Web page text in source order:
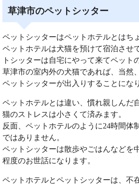
草津市のペットシッター
ペットシッターはペットホテルとはち
ペットホテルは犬猫を預けて宿泊させ
トシッターは自宅にやって来てペット
草津市の室内外の犬猫であれば、当然
ペットシッターが出入りすることにな
ペットホテルとは違い、慣れ親しんだ
猫のストレスは小さくて済みます。
反面、ペットホテルのように24時間体
ではありません。
ペットシッターは散歩やごはんなどを
程度のお世話になります。
ペットホテルとペットシッターは、不